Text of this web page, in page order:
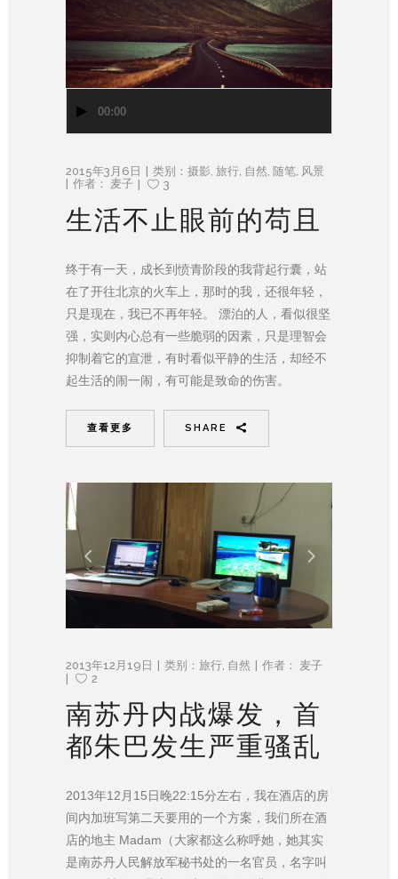
频
器
00:00
2015年3月6日 类别： 摄影, 旅行, 自然, 随笔, 风景
作者： 麦子 3
生活不止眼前的苟且
终于有一天，成长到愤青阶段的我背起行囊，站
在了开往北京的火车上，那时的我，还很年轻，
只是现在，我已不再年轻。 漂泊的人，看似很坚
强，实则内心总有一些脆弱的因素，只是理智会
抑制着它的宣泄，有时看似平静的生活，却经不
起生活的闹一闹，有可能是致命的伤害。
查看更多 SHARE
2013年12月19日 类别： 旅行 自然 作者： 麦子
2
南苏丹内战爆发，首
都朱巴发生严重骚乱
2013年12月15日晚22:15分左右，我在酒店的房
间内加班写第二天要用的一个方案，我们所在酒
店的地主 Madam（大家都这么称呼她，她其实
是南苏丹人民解放军秘书处的一名官员，名字叫